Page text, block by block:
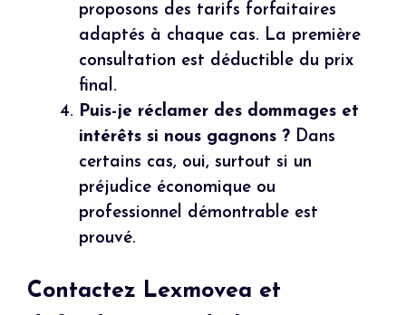
proposons des tarifs forfaitaires
adaptés à chaque cas. La première
consultation est déductible du prix
final.
Puis-je réclamer des dommages et
intérêts si nous gagnons ? Dans
certains cas, oui, surtout si un
préjudice économique ou
professionnel démontrable est
prouvé.
Contactez Lexmovea et